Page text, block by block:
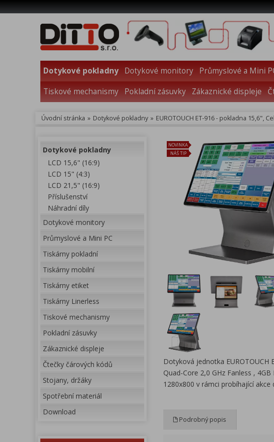
Dotykové pokladny Dotykové monitory Průmyslové a Mini
Tiskové mechanismy
Pokladní zásuvky Zákaznické displeje
Úvodní stránka » Dotykové pokladny » EUROTOUCH ET-916 - pokladna 15,6",
Dotykové pokladny
LCD 15,6" (16:9)
LCD 15" (4:3)
LCD 21,5" (16:9)
Příslušenství
Náhradní díly
Dotykové monitory
Průmyslové a Mini PC
Tiskárny pokladní
Tiskárny mobilní
Tiskárny etiket
Tiskárny Linerless
Tiskové mechanismy
Pokladní zásuvky
Zákaznické displeje
Čtečky čárových kódů
Stojany, držáky
Spotřební materiál
Download
NOVINKA
NÁŠ TIP
Dotyková jednotka EUROTOUCH
Quad-Core 2,0 GHz Fanless ,
1280x800 v rámci probíhající akce
Podrobný popis